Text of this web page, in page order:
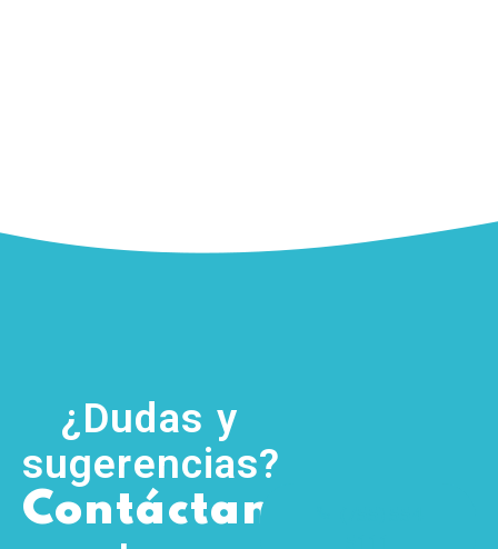
¿Dudas y
sugerencias?
Contáctanos